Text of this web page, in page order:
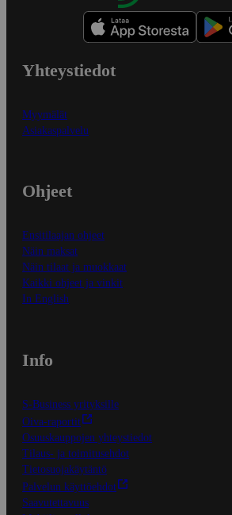
Yhteystiedot
Myymälät
Asiakaspalvelu
Ohjeet
Ensitilaajan ohjeet
Näin maksat
Näin tilaat ja muokkaat
Kaikki ohjeet ja vinkit
In English
Info
S-Business yrityksille
Oiva-raportit
Osuuskauppojen yhteystiedot
Tilaus- ja toimitusehdot
Tietosuojakäytäntö
Palvelun käyttöehdot
Saavutettavuus